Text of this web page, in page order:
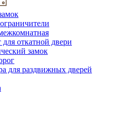
откатной двери
замок
для раздвижных дверей